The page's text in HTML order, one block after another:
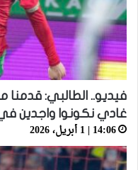
فيديو.. الطالبي: قدمنا
غادي نكونوا واجدين في
14:06 | 1 أبريل، 2026